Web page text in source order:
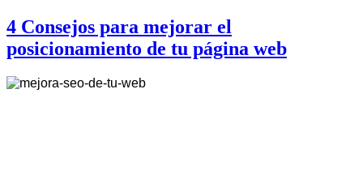
4 Consejos para mejorar el
posicionamiento de tu página web